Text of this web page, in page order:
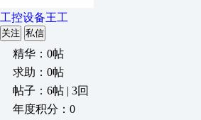
工控设备王工
关注 私信
精华：0帖
求助：0帖
帖子：6帖 | 3回
年度积分：0